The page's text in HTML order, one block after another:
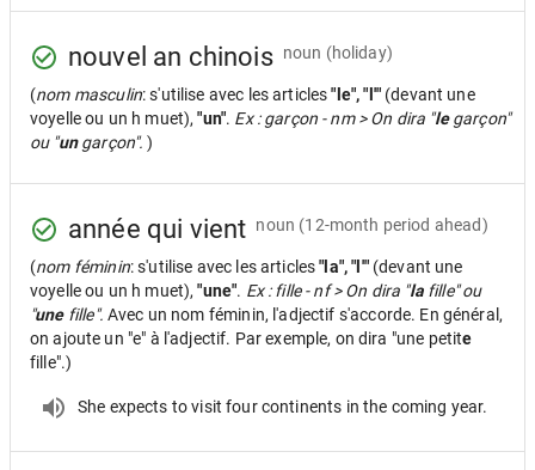
nouvel an chinois noun (holiday)
(nom masculin: s'utilise avec les articles"le", "l'" (devant une
voyelle ou un h muet),"un". Ex : garçon - nm > On dira "legarçon"
ou "ungarçon".)
année qui vient noun (12-month period ahead)
(nom féminin: s'utilise avec les articles"la", "l'" (devant une
voyelle ou un h muet),"une". Ex : fille - nf > On dira "lafille" ou
"unefille". Avec un nom féminin, l'adjectif s'accorde. En général,
on ajoute un "e" à l'adjectif. Par exemple, on dira "une petite
fille".)
She expects to visit four continents in the coming year.